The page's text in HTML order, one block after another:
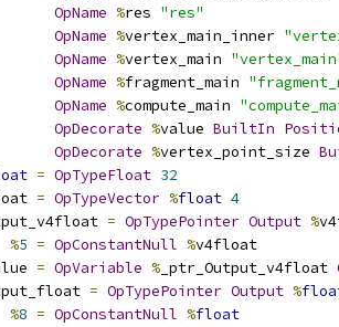
OpName %res "res"
OpName %vertex_main_inner
OpName %vertex_main
OpName %fragment_main
OpName %compute_main
OpDecorate %value BuiltIn
OpDecorate %vertex_point_size
= OpTypeFloat 32
= OpTypeVector %float 4
= OpTypePointer Output %
%5 = OpConstantNull %v4float
= OpVariable % _ptr_Output_v4float
= OpTypePointer Output %
%8 = OpConstantNull %float